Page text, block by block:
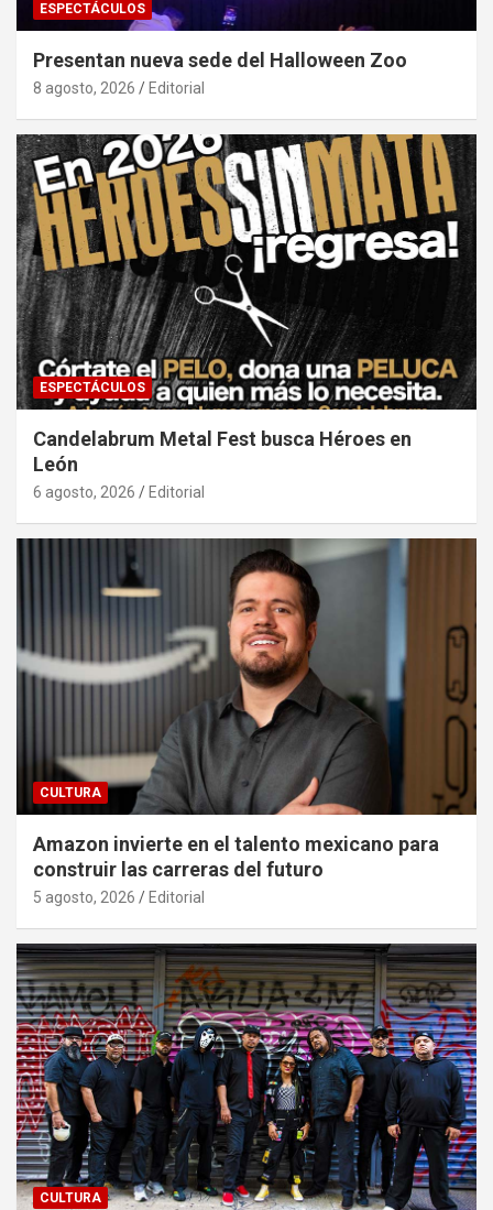
ESPECTÁCULOS
Presentan nueva sede del Halloween Zoo
8 agosto, 2026 Editorial
ESPECTÁCULOS
Candelabrum Metal Fest busca Héroes en
León
6 agosto, 2026 Editorial
CULTURA
Amazon invierte en el talento mexicano para
construir las carreras del futuro
5 agosto, 2026 Editorial
CULTURA